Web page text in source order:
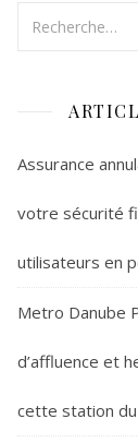
Assurance
votre sécurité
utilisateurs en
Metro Danube
d’affluence et
cette station